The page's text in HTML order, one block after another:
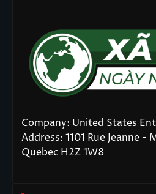
Company: United States
Address: 1101 Rue Jeanne -
Quebec H2Z 1W8